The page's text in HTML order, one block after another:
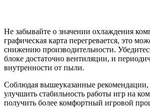
Не забывайте о значении охлаждения
графическая карта перегревается, это
снижению производительности.
блоке достаточно вентиляции, и
внутренности от пыли.
Соблюдая вышеуказанные
улучшить стабильность работы игр на
получить более комфортный игровой